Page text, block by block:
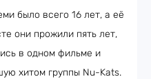
было всего 16 лет, а её
они прожили пять лет,
в одном фильме и
хитом группы Nu-Kats.